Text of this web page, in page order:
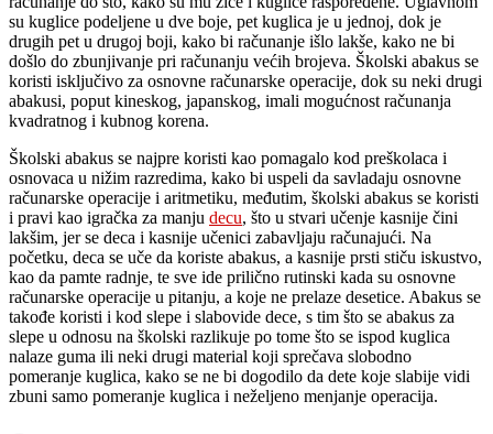
su kuglice podeljene u dve boje, pet kuglica je u jednoj, dok je
drugih pet u drugoj boji, kako bi računanje išlo lakše, kako ne bi
došlo do zbunjivanje pri računanju većih brojeva. Školski abakus se
koristi isključivo za osnovne računarske operacije, dok su neki drugi
abakusi, poput kineskog, japanskog, imali mogućnost računanja
kvadratnog i kubnog korena.
Školski abakus se najpre koristi kao pomagalo kod preškolaca i
osnovaca u nižim razredima, kako bi uspeli da savladaju osnovne
računarske operacije i aritmetiku, međutim, školski abakus se koristi
i pravi kao igračka za manju decu, što u stvari učenje kasnije čini
lakšim, jer se deca i kasnije učenici zabavljaju računajući. Na
početku, deca se uče da koriste abakus, a kasnije prsti stiču iskustvo,
kao da pamte radnje, te sve ide prilično rutinski kada su osnovne
računarske operacije u pitanju, a koje ne prelaze desetice. Abakus se
takođe koristi i kod slepe i slabovide dece, s tim što se abakus za
slepe u odnosu na školski razlikuje po tome što se ispod kuglica
nalaze guma ili neki drugi material koji sprečava slobodno
pomeranje kuglica, kako se ne bi dogodilo da dete koje slabije vidi
zbuni samo pomeranje kuglica i neželjeno menjanje operacija.